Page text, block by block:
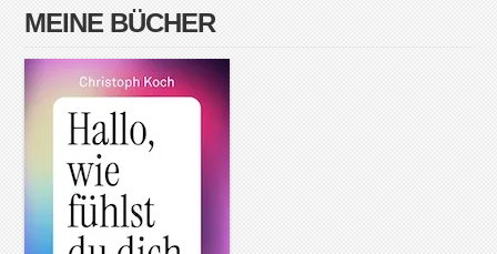
MEINE BÜCHER